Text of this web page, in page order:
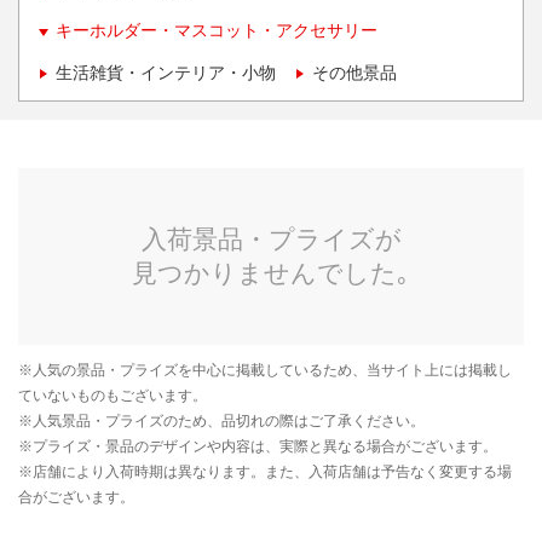
キーホルダー・マスコット・アクセサリー
生活雑貨・インテリア・小物 その他景品